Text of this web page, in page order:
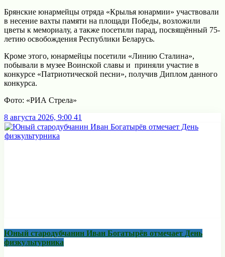
Брянские юнармейцы отряда «Крылья юнармии» участвовали
в несение вахты памяти на площади Победы, возложили
цветы к мемориалу, а также посетили парад, посвящённый 75-
летию освобождения Республики Беларусь.
Кроме этого, юнармейцы посетили «Линию Сталина»,
побывали в музее Воинской славы и приняли участие в
конкурсе «Патриотической песни», получив Диплом данного
конкурса.
Фото: «РИА Стрела»
8 августа 2026, 9:00 41
Юный стародубчанин Иван Богатырёв отмечает День
физкультурника